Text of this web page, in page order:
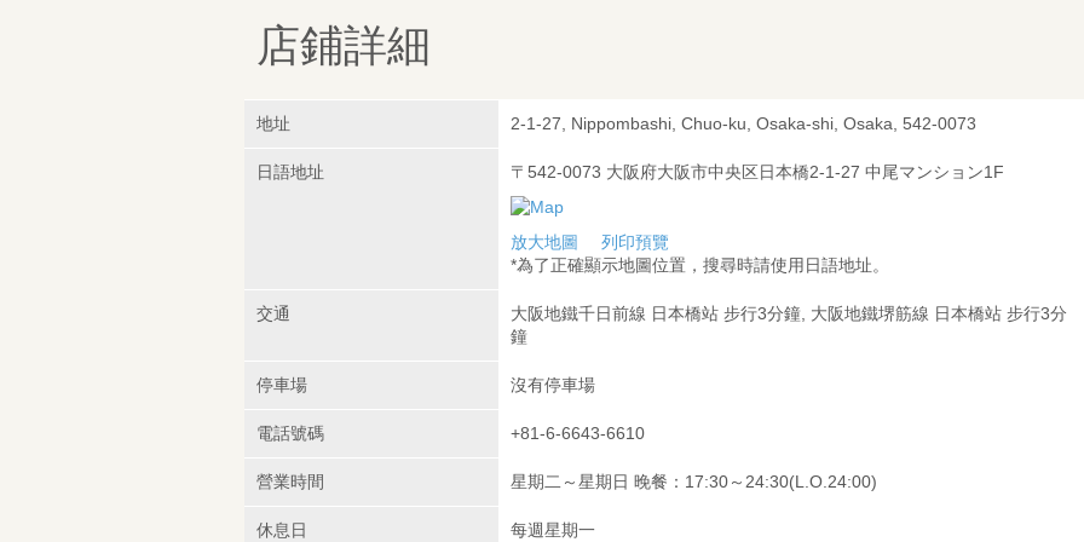
店鋪詳細
地址 2-1-27, Nippombashi, Chuo-ku, Osaka-shi, Osaka, 542-0073
日語地址 〒542-0073 大阪府大阪市中央区日本橋2-1-27 中尾マンション1F
放大地圖
列印預覽
*為了正確顯示地圖位置，搜尋時請使用日語地址。
交通
大阪地鐵千日前線 日本橋站 步行3分鐘, 大阪地鐵堺筋線 日本橋站 步行3分
鐘
停車場 沒有停車場
電話號碼 +81-6-6643-6610
營業時間 星期二～星期日 晚餐：17:30～24:30(L.O.24:00)
休息日 每週星期一